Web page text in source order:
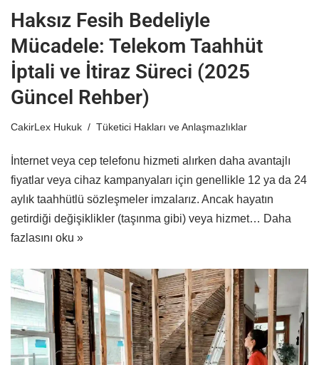
Haksız Fesih Bedeliyle
Mücadele: Telekom Taahhüt
İptali ve İtiraz Süreci (2025
Güncel Rehber)
CakirLex Hukuk Tüketici Hakları ve Anlaşmazlıklar
İnternet veya cep telefonu hizmeti alırken daha avantajlı
fiyatlar veya cihaz kampanyaları için genellikle 12 ya da 24
aylık taahhütlü sözleşmeler imzalarız. Ancak hayatın
getirdiği değişiklikler (taşınma gibi) veya hizmet… Daha
fazlasını oku »